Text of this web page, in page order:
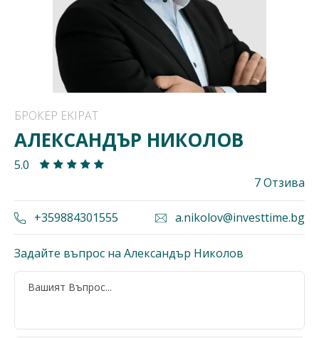
БРОКЕР EKIPAT
АЛЕКСАНДЪР НИКОЛОВ
5.0
7 Отзива
+359884301555 a.nikolov@investtime.bg
Задайте въпрос на Александър Николов